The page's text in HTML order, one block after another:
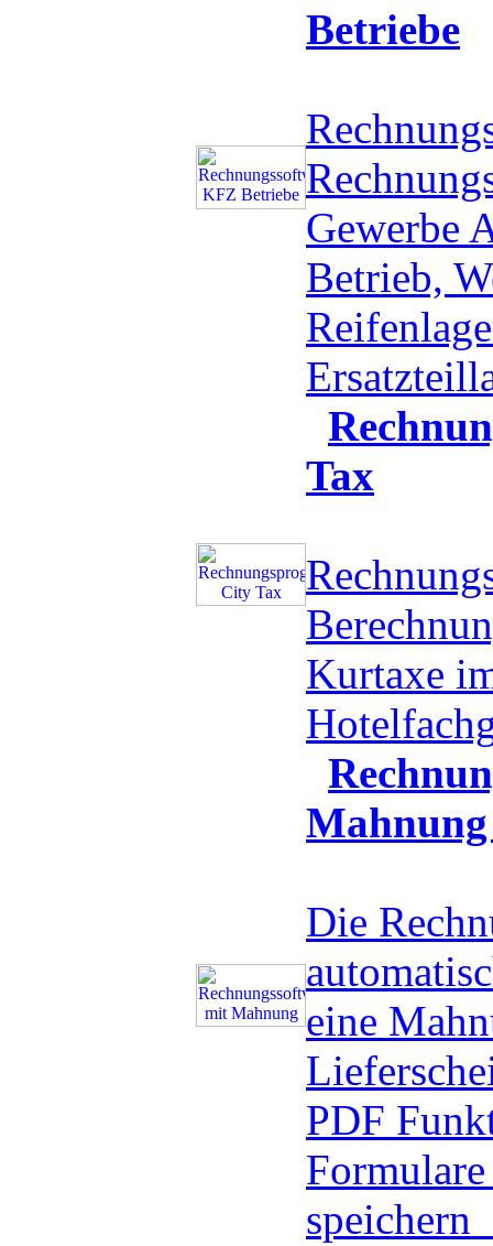
Betriebe
Gewerbe
Betrieb,
Tax
Kurtaxe
Die
eine
PDF
speichern